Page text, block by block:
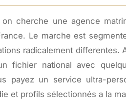
cherche une agence
Le marche est
radicalement differentes.
fichier national avec
payez un service ultra-
et profils sélectionnés a la